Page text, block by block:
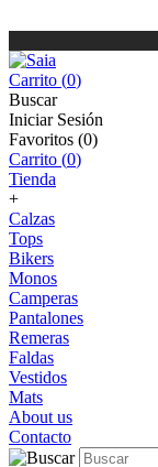
Carrito (0)
Buscar
Iniciar Sesión
Favoritos (0)
Carrito (0)
Tienda
+
Calzas
Tops
Bikers
Monos
Camperas
Pantalones
Remeras
Faldas
Vestidos
Mats
About us
Contacto